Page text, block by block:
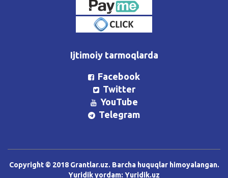
Ijtimoiy tarmoqlarda
Facebook
Twitter
YouTube
Telegram
Copyright © 2018 Grantlar.uz. Barcha huquqlar himoyalangan.
Yuridik yordam: Yuridik.uz